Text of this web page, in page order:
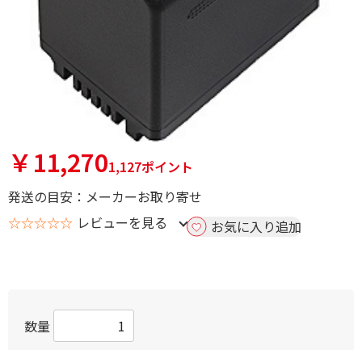
￥11,2701,127ポイント
発送の目安：メーカーお取り寄せ
☆☆☆☆☆ レビューを見る お気に入り追加
数量